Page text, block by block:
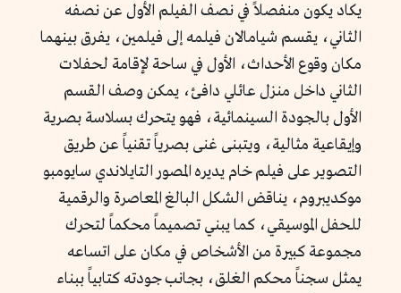
يكاد يكون منفصلاً في نصف الفيلم الأول عن نصفه
الثاني، يقسم شيامالان فيلمه إلى فيلمين، يفرق بينهما
مكان وقوع الأحداث، الأول في ساحة لإقامة لحفلات
الثاني داخل منزل عائلي دافئ، يمكن وصف القسم
الأول بالجودة السينمائية، فهو يتحرك بسلاسة بصرية
وإيقاعية مثالية، ويتبنى غنى بصرياً تقنياً عن طريق
التصوير على فيلم خام يديره المصور التايلاندي سايومبو
موكديبروم، يناقض الشكل البالغ المعاصرة والرقمية
للحفل الموسيقي، كما يبني تصميماً محكماً لتحرك
مجموعة كبيرة من الأشخاص في مكان على اتساعه
يمثل سجناً محكم الغلق، بجانب جودته كتابياً ببناء